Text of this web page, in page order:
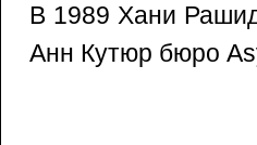
В 1989 Хани
Анн Кутюр бюро